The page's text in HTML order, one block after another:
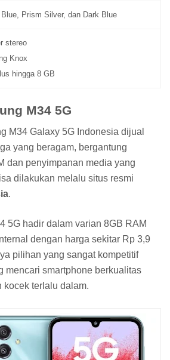
Blue, Prism Silver, dan Dark Blue
stereo
Knox
hingga 8 GB
M34 5G
M34 Galaxy 5G Indonesia dijual
yang beragam, bergantung
dan penyimpanan media yang
dilakukan melalu situs resmi
.
5G hadir dalam varian 8GB RAM
dengan harga sekitar Rp 3,9
pilihan yang sangat kompetitif
mencari smartphone berkualitas
kocek terlalu dalam.